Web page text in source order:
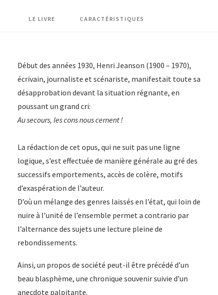
cernent
LE LIVRE CARACTÉRISTIQUES
Début des années 1930, Henri Jeanson (1900 – 1970),
écrivain, journaliste et scénariste, manifestait toute sa
désapprobation devant la situation régnante, en
poussant un grand cri:
Au secours, les cons nous cernent !
La rédaction de cet opus, qui ne suit pas une ligne
logique, s’est effectuée de manière générale au gré des
successifs emportements, accès de colère, motifs
d’exaspération de l’auteur.
D’où un mélange des genres laissés en l’état, qui loin de
nuire à l’unité de l’ensemble permet a contrario par
l’alternance des sujets une lecture pleine de
rebondissements.
Ainsi, un propos de société peut-il être précédé d’un
beau blasphème, une chronique souvenir suivie d’un
anecdote palpitante.